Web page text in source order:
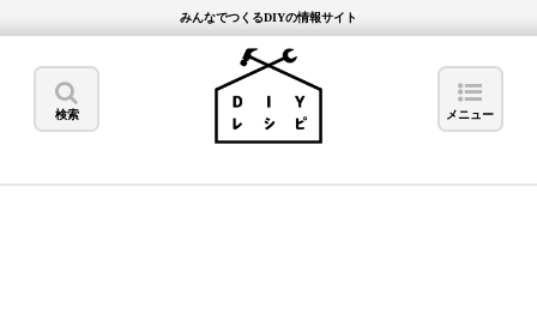
みんなでつくるDIYの情報サイト
検索 メニュー